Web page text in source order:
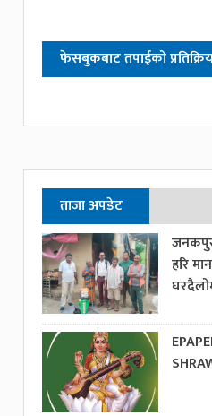
फेसबुकबाट तपाईको
ताजा अपडेट
हरि